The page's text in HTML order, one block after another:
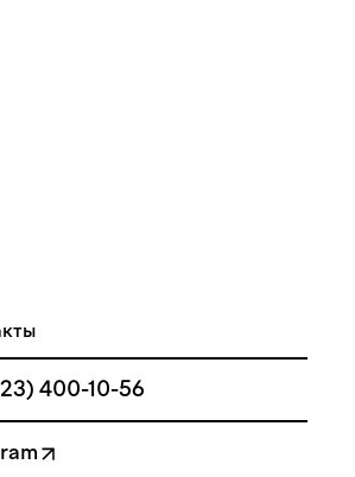
400-10-56